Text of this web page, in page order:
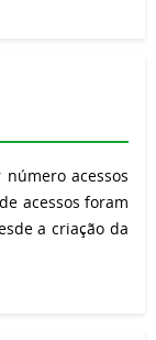
acessos
acessos foram
a criação da